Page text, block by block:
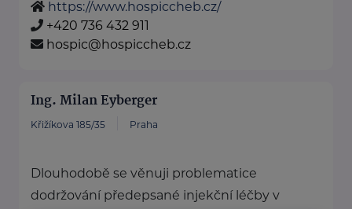
https://www.hospiccheb.cz/
+420 736 432 911
hospic@hospiccheb.cz
Ing. Milan Eyberger
Křižíkova 185/35 Praha
Dlouhodobě se věnuji problematice
dodržování předepsané injekční léčby v